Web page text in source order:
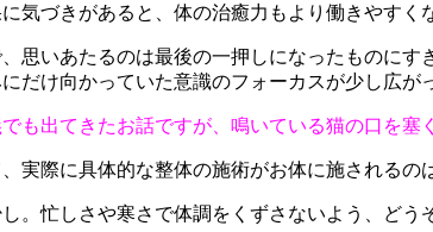
気づきがあると、体の治癒力もより働きやすく
思いあたるのは最後の一押しになったものに
だけ向かっていた意識のフォーカスが少し広が
も出てきたお話ですが、鳴いている猫の口を
実際に具体的な整体の施術がお体に施されるの
。忙しさや寒さで体調をくずさないよう、どう